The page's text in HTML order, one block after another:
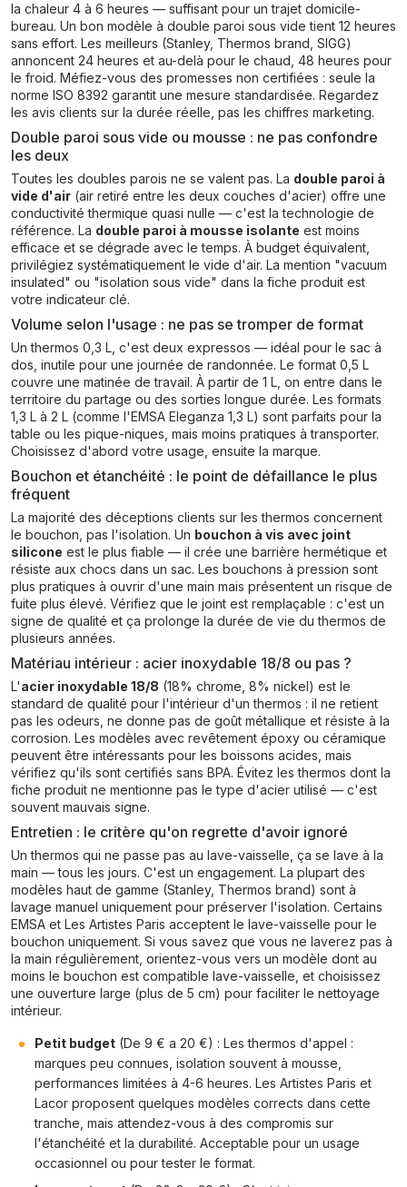
la chaleur 4 à 6 heures — suffisant pour un trajet domicile-
bureau. Un bon modèle à double paroi sous vide tient 12 heures
sans effort. Les meilleurs (Stanley, Thermos brand, SIGG)
annoncent 24 heures et au-delà pour le chaud, 48 heures pour
le froid. Méfiez-vous des promesses non certifiées : seule la
norme ISO 8392 garantit une mesure standardisée. Regardez
les avis clients sur la durée réelle, pas les chiffres marketing.
Double paroi sous vide ou mousse : ne pas confondre
les deux
Toutes les doubles parois ne se valent pas. La double paroi à
vide d'air (air retiré entre les deux couches d'acier) offre une
conductivité thermique quasi nulle — c'est la technologie de
référence. La double paroi à mousse isolante est moins
efficace et se dégrade avec le temps. À budget équivalent,
privilégiez systématiquement le vide d'air. La mention "vacuum
insulated" ou "isolation sous vide" dans la fiche produit est
votre indicateur clé.
Volume selon l'usage : ne pas se tromper de format
Un thermos 0,3 L, c'est deux expressos — idéal pour le sac à
dos, inutile pour une journée de randonnée. Le format 0,5 L
couvre une matinée de travail. À partir de 1 L, on entre dans le
territoire du partage ou des sorties longue durée. Les formats
1,3 L à 2 L (comme l'EMSA Eleganza 1,3 L) sont parfaits pour la
table ou les pique-niques, mais moins pratiques à transporter.
Choisissez d'abord votre usage, ensuite la marque.
Bouchon et étanchéité : le point de défaillance le plus
fréquent
La majorité des déceptions clients sur les thermos concernent
le bouchon, pas l'isolation. Un bouchon à vis avec joint
silicone est le plus fiable — il crée une barrière hermétique et
résiste aux chocs dans un sac. Les bouchons à pression sont
plus pratiques à ouvrir d'une main mais présentent un risque de
fuite plus élevé. Vérifiez que le joint est remplaçable : c'est un
signe de qualité et ça prolonge la durée de vie du thermos de
plusieurs années.
Matériau intérieur : acier inoxydable 18/8 ou pas ?
L'acier inoxydable 18/8 (18% chrome, 8% nickel) est le
standard de qualité pour l'intérieur d'un thermos : il ne retient
pas les odeurs, ne donne pas de goût métallique et résiste à la
corrosion. Les modèles avec revêtement époxy ou céramique
peuvent être intéressants pour les boissons acides, mais
vérifiez qu'ils sont certifiés sans BPA. Évitez les thermos dont la
fiche produit ne mentionne pas le type d'acier utilisé — c'est
souvent mauvais signe.
Entretien : le critère qu'on regrette d'avoir ignoré
Un thermos qui ne passe pas au lave-vaisselle, ça se lave à la
main — tous les jours. C'est un engagement. La plupart des
modèles haut de gamme (Stanley, Thermos brand) sont à
lavage manuel uniquement pour préserver l'isolation. Certains
EMSA et Les Artistes Paris acceptent le lave-vaisselle pour le
bouchon uniquement. Si vous savez que vous ne laverez pas à
la main régulièrement, orientez-vous vers un modèle dont au
moins le bouchon est compatible lave-vaisselle, et choisissez
une ouverture large (plus de 5 cm) pour faciliter le nettoyage
intérieur.
Petit budget (De 9 € a 20 €) : Les thermos d'appel :
marques peu connues, isolation souvent à mousse,
performances limitées à 4-6 heures. Les Artistes Paris et
Lacor proposent quelques modèles corrects dans cette
tranche, mais attendez-vous à des compromis sur
l'étanchéité et la durabilité. Acceptable pour un usage
occasionnel ou pour tester le format.